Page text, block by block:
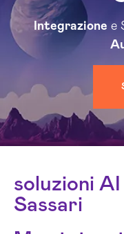
Integrazione e
soluzioni
Sassari